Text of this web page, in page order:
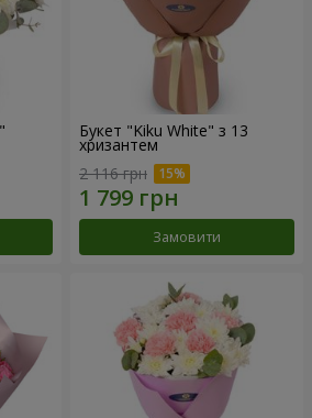
Букет "Kiku White" з 13
хризантем
2 116 грн
Замовити